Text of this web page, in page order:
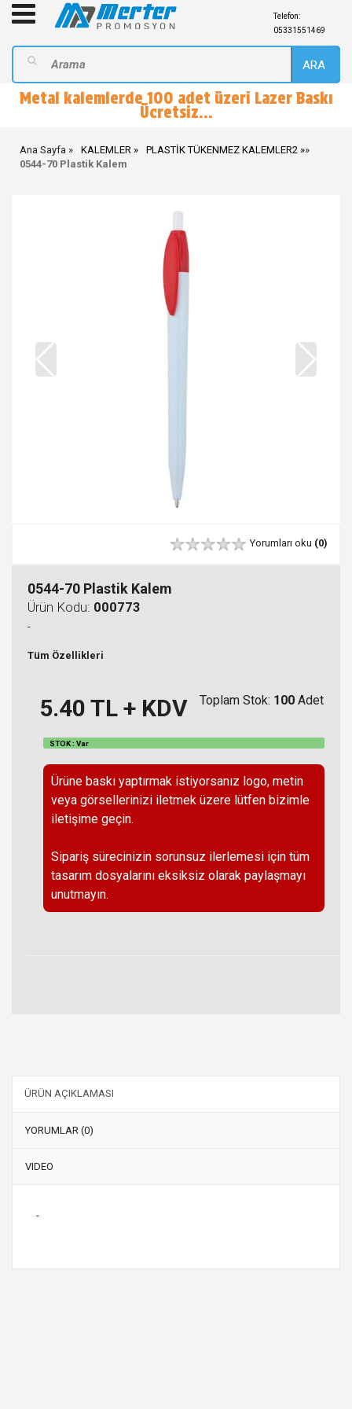
Telefon:
05331551469
ARA
Metal kalemlerde 100 adet üzeri Lazer Baskı
Ücretsiz...
Ana Sayfa KALEMLER »
PLASTİK TÜKENMEZ KALEMLER2
0544-70 Plastik Kalem
Yorumları oku (0)
0544-70 Plastik Kalem
Ürün Kodu: 000773
-
Tüm Özellikleri
5.40 TL + KDV Toplam Stok: 100 Adet
STOK : Var
Ürüne baskı yaptırmak istiyorsanız logo, metin
veya görsellerinizi iletmek üzere lütfen bizimle
iletişime geçin.
Sipariş sürecinizin sorunsuz ilerlemesi için tüm
tasarım dosyalarını eksiksiz olarak paylaşmayı
unutmayın.
ÜRÜN AÇIKLAMASI
YORUMLAR (0)
VIDEO
-